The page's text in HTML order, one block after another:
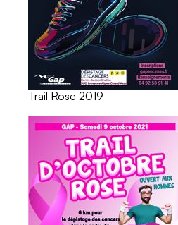
Trail Rose 2019